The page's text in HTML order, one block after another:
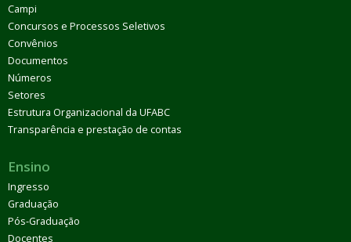
Campi
Concursos e Processos Seletivos
Convênios
Documentos
Números
Setores
Estrutura Organizacional da UFABC
Transparência e prestação de contas
Ensino
Ingresso
Graduação
Pós-Graduação
Docentes